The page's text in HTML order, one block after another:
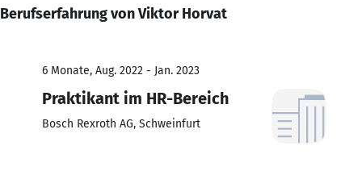
Berufserfahrung von Viktor Horvat
6 Monate, Aug. 2022 - Jan. 2023
Praktikant im HR-Bereich
Bosch Rexroth AG, Schweinfurt